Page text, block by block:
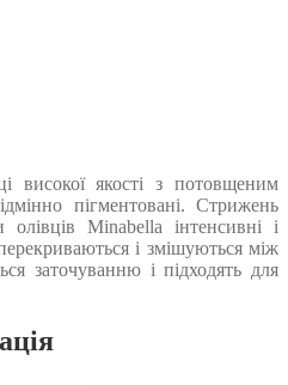
високої якості з потовщеним
пігментовані. Стрижень
Minabella інтенсивні і
і змішуються між
заточуванню і підходять для